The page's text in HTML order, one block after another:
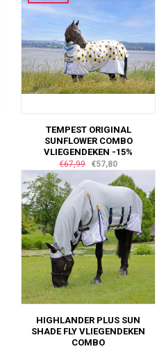
TEMPEST ORIGINAL
SUNFLOWER COMBO
VLIEGENDEKEN -15%
€67,99 €57,80
HIGHLANDER PLUS SUN
SHADE FLY VLIEGENDEKEN
COMBO